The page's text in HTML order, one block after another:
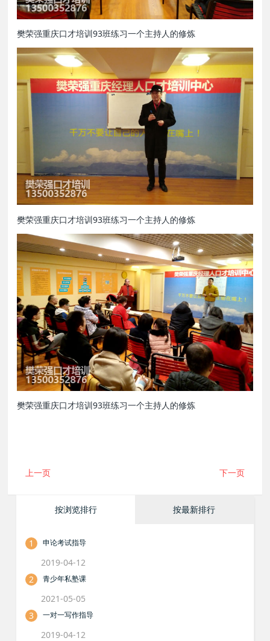
樊荣强重庆口才培训93班练习一个主持人的修炼
樊荣强重庆口才培训93班练习一个主持人的修炼
樊荣强重庆口才培训93班练习一个主持人的修炼
上一页 下一页
按浏览排行 按最新排行
1 申论考试指导
2019-04-12
2
青少年私塾课
2021-05-05
3
一对一写作指导
2019-04-12